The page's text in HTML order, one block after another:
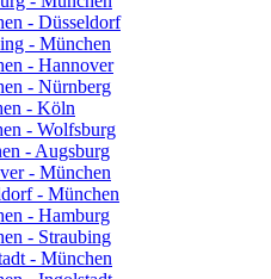
- Düsseldorf
- München
- Hannover
- Nürnberg
- Köln
- Wolfsburg
- Augsburg
- München
- München
- Hamburg
- Straubing
- München